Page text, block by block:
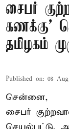
சைபர்
கணக்கு’
தமிழகம்
Published on: 08
சென்னை,
சைபர்
செயல்பட்டு,